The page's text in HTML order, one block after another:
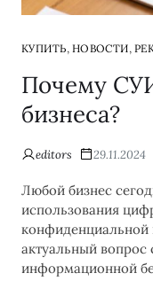
КУПИТЬ, НОВОСТИ,
Почему
бизнеса?
editors 29.11.2024
Любой бизнес
использования
актуальный вопрос
информационной